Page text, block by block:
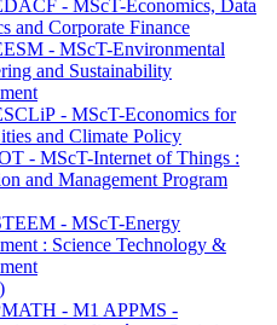
- MScT-Economics, Data
and Corporate Finance
- MScT-Environmental
and Sustainability
- MScT-Economics for
and Climate Policy
- MScT-Internet of Things :
and Management Program
- MScT-Energy
: Science Technology &
- M1 APPMS -